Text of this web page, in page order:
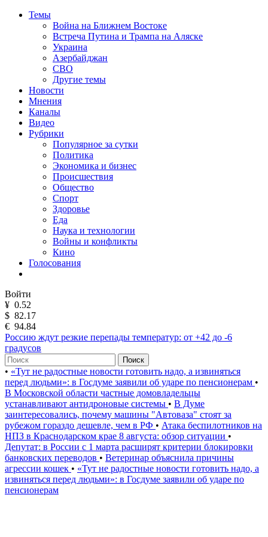
Темы
Война на Ближнем Востоке
Встреча Путина и Трампа на Аляске
Украина
Азербайджан
СВО
Другие темы
Новости
Мнения
Каналы
Видео
Рубрики
Популярное за сутки
Политика
Экономика и бизнес
Происшествия
Общество
Спорт
Здоровье
Еда
Наука и технологии
Войны и конфликты
Кино
Голосования
Войти
¥ 0.52
$ 82.17
€ 94.84
Россию ждут резкие перепады температур: от +42 до -6
градусов
Поиск
• «Тут не радостные новости готовить надо, а извиняться
перед людьми»: в Госдуме заявили об ударе по пенсионерам •
В Московской области частные домовладельцы
устанавливают антидроновые системы • В Думе
заинтересовались, почему машины "Автоваза" стоят за
рубежом гораздо дешевле, чем в РФ • Атака беспилотников на
НПЗ в Краснодарском крае 8 августа: обзор ситуации •
Депутат: в России с 1 марта расширят критерии блокировки
банковских переводов • Ветеринар объяснила причины
агрессии кошек • «Тут не радостные новости готовить надо, а
извиняться перед людьми»: в Госдуме заявили об ударе по
пенсионерам